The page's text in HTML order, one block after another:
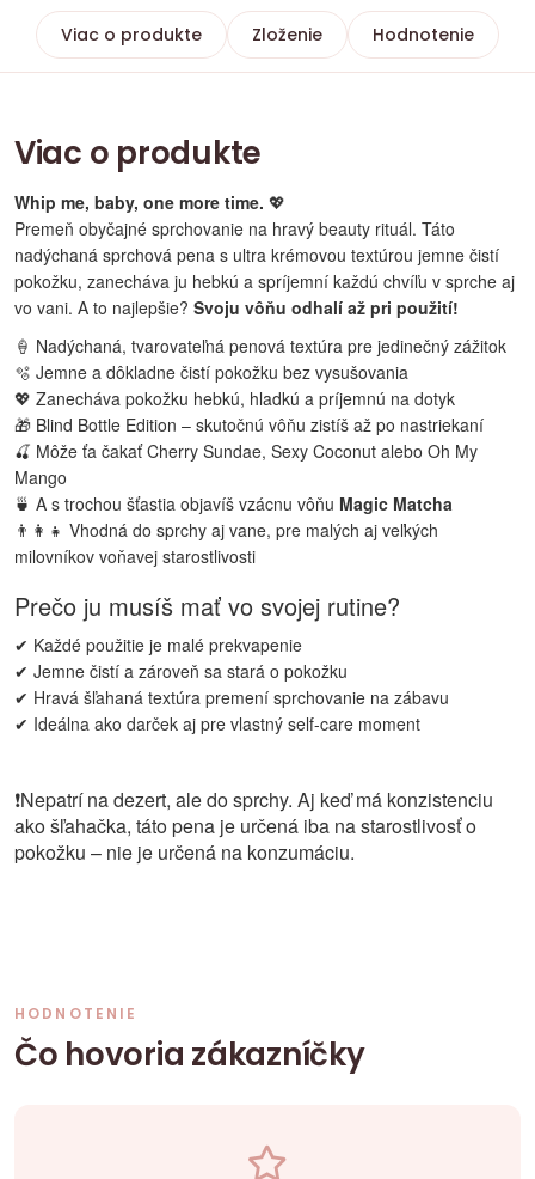
Viac o produkte Zloženie Hodnotenie
Viac o produkte
Whip me, baby, one more time. 💖
Premeň obyčajné sprchovanie na hravý beauty rituál. Táto
nadýchaná sprchová pena s ultra krémovou textúrou jemne čistí
pokožku, zanecháva ju hebkú a spríjemní každú chvíľu v sprche aj
vo vani. A to najlepšie? Svoju vôňu odhalí až pri použití!
🍦 Nadýchaná, tvarovateľná penová textúra pre jedinečný zážitok
🫧 Jemne a dôkladne čistí pokožku bez vysušovania
💖 Zanecháva pokožku hebkú, hladkú a príjemnú na dotyk
🎁 Blind Bottle Edition – skutočnú vôňu zistíš až po nastriekaní
🍒 Môže ťa čakať Cherry Sundae, Sexy Coconut alebo Oh My
Mango
🍵 A s trochou šťastia objavíš vzácnu vôňu Magic Matcha
👨‍👩‍👧 Vhodná do sprchy aj vane, pre malých aj veľkých
milovníkov voňavej starostlivosti
Prečo ju musíš mať vo svojej rutine?
✔ Každé použitie je malé prekvapenie
✔ Jemne čistí a zároveň sa stará o pokožku
✔ Hravá šľahaná textúra premení sprchovanie na zábavu
✔ Ideálna ako darček aj pre vlastný self-care moment
❗Nepatrí na dezert, ale do sprchy. Aj keď má konzistenciu
ako šľahačka, táto pena je určená iba na starostlivosť o
pokožku – nie je určená na konzumáciu.
HODNOTENIE
Čo hovoria zákazníčky